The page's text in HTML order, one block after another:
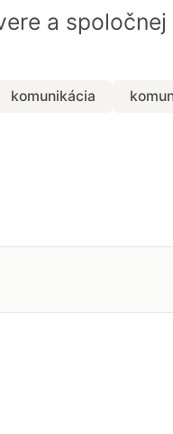
a spoločnej
komunikácia